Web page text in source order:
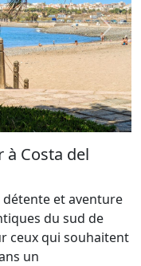
Costa del
et aventure
du sud de
ceux qui souhaitent
un